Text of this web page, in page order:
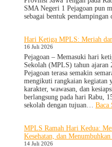
SMA Negeri 1 Pejagoan pun
sebagai bentuk
Hari Ketiga MPLS: Meriah
16 Juli 2026
Pejagoan – Memasuki hari
Sekolah (MPLS) tahun ajaran
Pejagoan terasa semakin
mengikuti rangkaian kegiatan
karakter, wawasan, dan
berlangsung pada hari Rabu,
sekolah dengan tujuan… Baca
MPLS Ramah Hari Kedua:
Kesehatan, dan
14 Juli 2026